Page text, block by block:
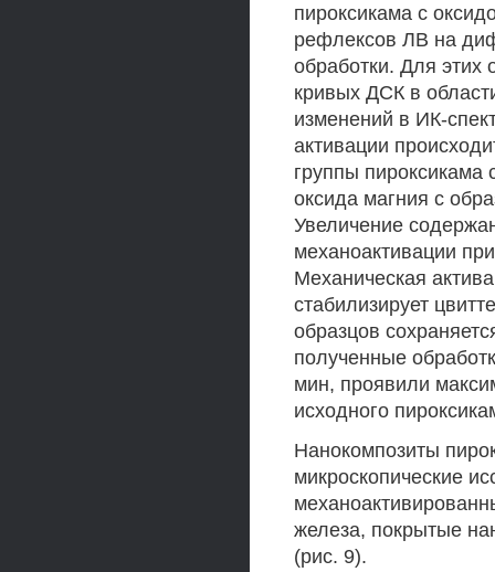
пироксикама с
рефлексов ЛВ на
обработки. Для
кривых ДСК в
изменений в ИК-
активации
группы пироксикама
оксида магния с
Увеличение
механоактивации
Механическая
стабилизирует
образцов
полученные
мин, проявили
исходного
Нанокомпозиты
микроскопические
железа, покрытые
(рис. 9).